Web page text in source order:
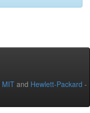
MIT and Hewlett-Packard -